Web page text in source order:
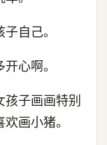
自己。
心啊。
子画画特别
画小猪。